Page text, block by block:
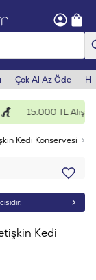
Çok Al Az Öde
15.000 TL
Kedi Konservesi
Kedi